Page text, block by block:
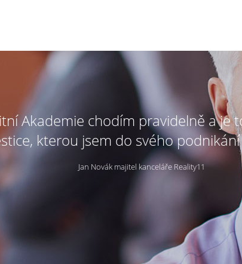
Akademie chodím pravidelně a je
kterou jsem do svého
Jan Novák majitel kanceláře Reality11